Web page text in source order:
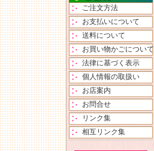
ご注文方法
お支払いについて
送料について
お買い物かごについて
法律に基づく表示
個人情報の取扱い
お店案内
お問合せ
リンク集
相互リンク集